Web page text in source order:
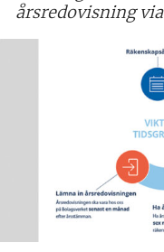
årsredovisning